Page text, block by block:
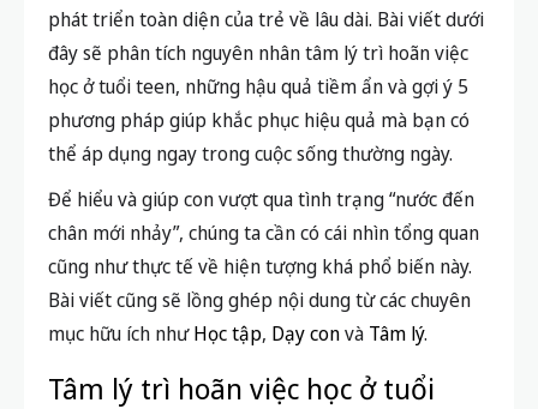
phát triển toàn diện của trẻ về lâu dài. Bài viết dưới
đây sẽ phân tích nguyên nhân tâm lý trì hoãn việc
học ở tuổi teen, những hậu quả tiềm ẩn và gợi ý 5
phương pháp giúp khắc phục hiệu quả mà bạn có
thể áp dụng ngay trong cuộc sống thường ngày.
Để hiểu và giúp con vượt qua tình trạng “nước đến
chân mới nhảy”, chúng ta cần có cái nhìn tổng quan
cũng như thực tế về hiện tượng khá phổ biến này.
Bài viết cũng sẽ lồng ghép nội dung từ các chuyên
mục hữu ích nhưHọc tập, Dạy convà Tâm lý.
Tâm lý trì hoãn việc học ở tuổi